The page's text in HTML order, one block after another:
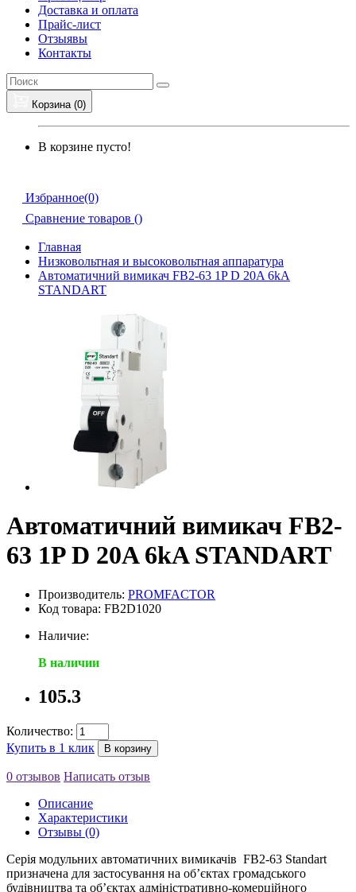
Доставка и оплата
Прайс-лист
Отзыявы
Контакты
Корзина (0)
В корзине пусто!
Избранное(0)
Сравнение товаров ()
Главная
Низковольтная и высоковольтная аппаратура
Автоматичний вимикач FB2-63 1P D 20A 6kA
STANDART
Автоматичний вимикач FB2-
63 1P D 20A 6kA STANDART
Производитель: PROMFACTOR
Код товара: FB2D1020
Наличие:
В наличии
105.3
Количество:
Купить в 1 клик
В корзину
0 отзывов Написать отзыв
Описание
Характеристики
Отзывы (0)
Серія модульних автоматичних вимикачів FB2-63 Standart
призначена для застосування на об’єктах громадського
будівництва та об’єктах адміністративно-комерційного